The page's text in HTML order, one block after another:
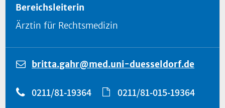
Bereichsleiterin
Ärztin für Rechtsmedizin
britta.gahr@med.uni-duesseldorf.de
0211/81-19364 0211/81-015-19364